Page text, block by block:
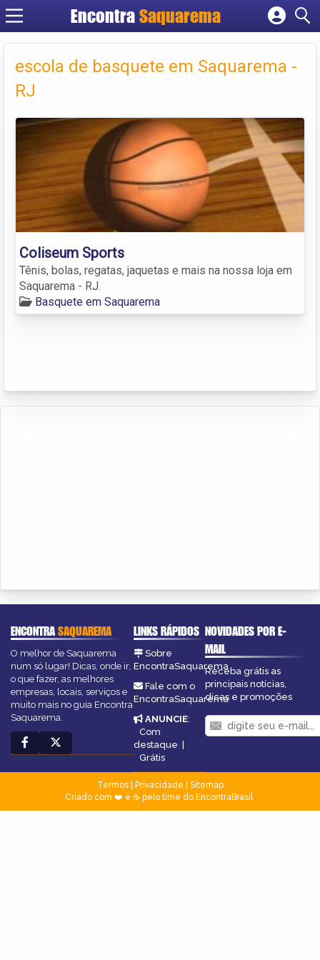
Encontra Saquarema
Cadastrar empresa
Criar conta
escola de basquete em Saquarema -
RJ
Coliseum Sports
Tênis, bolas, regatas, jaquetas e mais na nossa loja em
Saquarema - RJ.
Basquete em Saquarema
ENCONTRASAQUAREMA
O melhor de Saquarema
num só lugar! Dicas, onde ir,
o que fazer, as melhores
empresas, locais, serviços e
muito mais no guia Encontra
Saquarema.
LINKS RÁPIDOS
Sobre
EncontraSaquarema
Fale com o
EncontraSaquarema
ANUNCIE:
Com
destaque |
Grátis
NOVIDADES POR E-
MAIL
Receba grátis as
principais notícias,
dicas e promoções
Termos| Privacidade
Sitemap
Criado com ❤️ e ☕ pelo time do EncontraBrasil